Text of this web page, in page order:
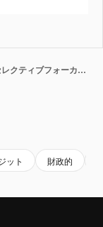
木製の背景に置かれたクレジットカードのセレクティブフォーカスによるクローズアップ。
ット 財政的